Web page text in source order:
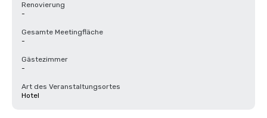
Renovierung
-
Gesamte Meetingfläche
-
Gästezimmer
-
Art des Veranstaltungsortes
Hotel